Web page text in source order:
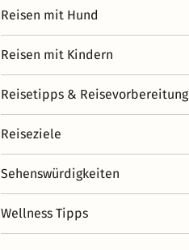
Reisen mit Hund
Reisen mit Kindern
Reisetipps & Reisevorbereitung
Reiseziele
Sehenswürdigkeiten
Wellness Tipps